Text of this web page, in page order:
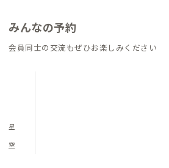
みんなの予約
会員同士の交流もぜひお楽しみください
星
空